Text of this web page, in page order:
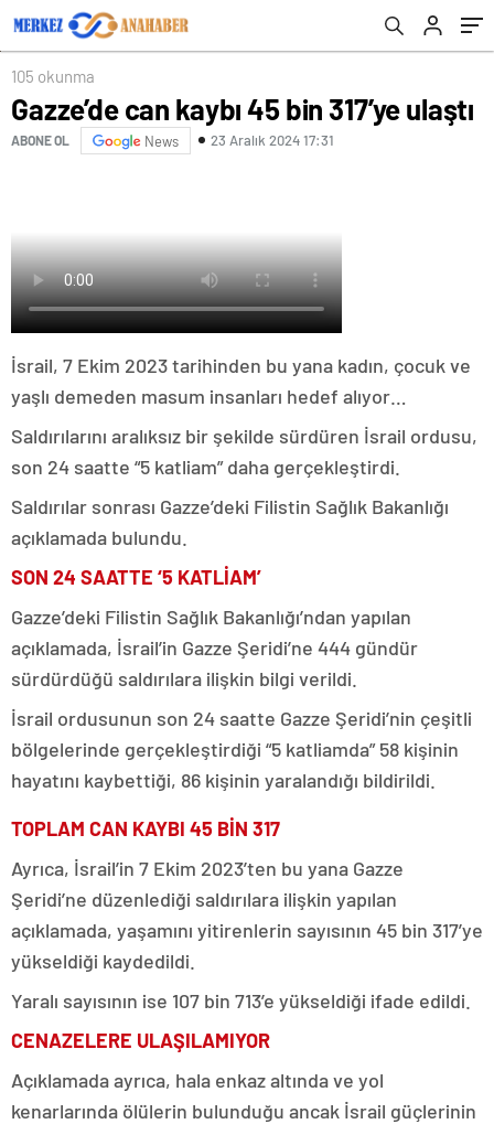
105 okunma
Gazze’de can kaybı 45 bin 317’ye ulaştı
ABONE OL News 23 Aralık 2024 17:31
İsrail, 7 Ekim 2023 tarihinden bu yana kadın, çocuk ve
yaşlı demeden masum insanları hedef alıyor…
Saldırılarını aralıksız bir şekilde sürdüren İsrail ordusu,
son 24 saatte “5 katliam” daha gerçekleştirdi.
Saldırılar sonrası Gazze’deki Filistin Sağlık Bakanlığı
açıklamada bulundu.
SON 24 SAATTE ‘5 KATLİAM’
Gazze’deki Filistin Sağlık Bakanlığı’ndan yapılan
açıklamada, İsrail’in Gazze Şeridi’ne 444 gündür
sürdürdüğü saldırılara ilişkin bilgi verildi.
İsrail ordusunun son 24 saatte Gazze Şeridi’nin çeşitli
bölgelerinde gerçekleştirdiği “5 katliamda” 58 kişinin
hayatını kaybettiği, 86 kişinin yaralandığı bildirildi.
TOPLAM CAN KAYBI 45 BİN 317
Ayrıca, İsrail’in 7 Ekim 2023’ten bu yana Gazze
Şeridi’ne düzenlediği saldırılara ilişkin yapılan
açıklamada, yaşamını yitirenlerin sayısının 45 bin 317’ye
yükseldiği kaydedildi.
Yaralı sayısının ise 107 bin 713’e yükseldiği ifade edildi.
CENAZELERE ULAŞILAMIYOR
Açıklamada ayrıca, hala enkaz altında ve yol
kenarlarında ölülerin bulunduğu ancak İsrail güçlerinin